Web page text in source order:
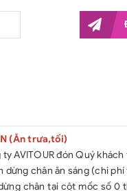
(Ăn trưa,tối)
AVITOUR đón Quý
dừng chân ăn sáng (chi
chân tại cột mốc số 0